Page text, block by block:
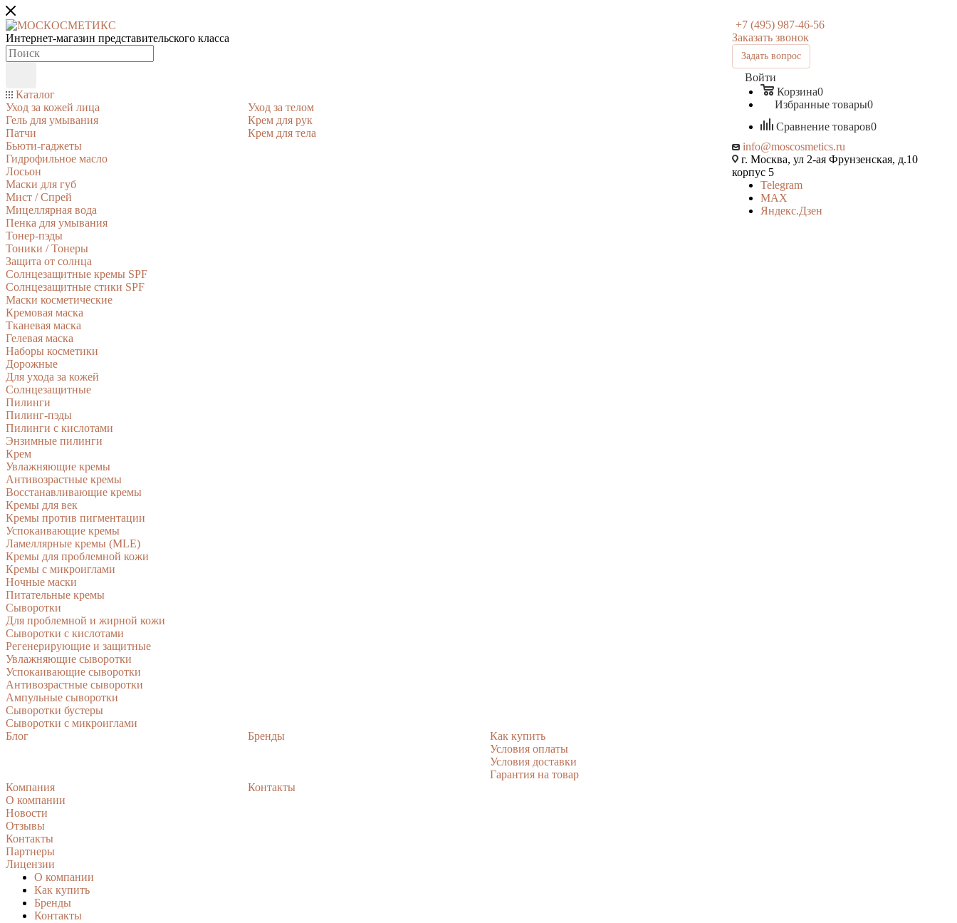
Интернет-магазин представительского класса
Каталог
Уход за кожей лица
Гель для умывания
Патчи
Бьюти-гаджеты
Гидрофильное масло
Лосьон
Маски для губ
Мист / Спрей
Мицеллярная вода
Пенка для умывания
Тонер-пэды
Тоники / Тонеры
Защита от солнца
Солнцезащитные кремы SPF
Солнцезащитные стики SPF
Маски косметические
Кремовая маска
Тканевая маска
Гелевая маска
Наборы косметики
Дорожные
Для ухода за кожей
Солнцезащитные
Пилинги
Пилинг-пэды
Пилинги с кислотами
Энзимные пилинги
Крем
Увлажняющие кремы
Антивозрастные кремы
Восстанавливающие кремы
Кремы для век
Кремы против пигментации
Успокаивающие кремы
Ламеллярные кремы (MLE)
Кремы для проблемной кожи
Кремы с микроиглами
Ночные маски
Питательные кремы
Сыворотки
Для проблемной и жирной кожи
Сыворотки с кислотами
Регенерирующие и защитные
Увлажняющие сыворотки
Успокаивающие сыворотки
Антивозрастные сыворотки
Ампульные сыворотки
Сыворотки бустеры
Сыворотки с микроиглами
Уход за телом
Крем для рук
Крем для тела
Блог Бренды
Как купить
Условия оплаты
Условия доставки
Гарантия на товар
Компания
О компании
Новости
Отзывы
Контакты
Партнеры
Лицензии
Контакты
+7 (495) 987-46-56
Заказать звонок
Задать вопрос
Войти
Корзина0
Избранные товары0
Сравнение товаров0
info@moscosmetics.ru
г. Москва, ул 2-ая Фрунзенская, д.10
корпус 5
Telegram
MAX
Яндекс.Дзен
О компании
Как купить
Бренды
Контакты